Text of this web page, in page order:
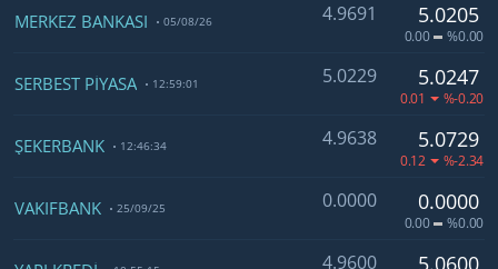
MERKEZ BANKASI 05/08/26 4.9691 5.0205
0.00 %0.00
SERBEST PİYASA 12:59:01 5.0229 5.0247
0.01 %-0.20
ŞEKERBANK 12:46:34 4.9638 5.0729
0.12 %-2.34
VAKIFBANK 25/09/25 0.0000 0.0000
0.00 %0.00
4.9600 5.0600